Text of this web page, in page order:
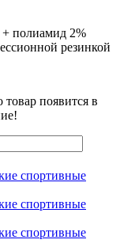
+ полиамид 2%
резинкой
товар появится в